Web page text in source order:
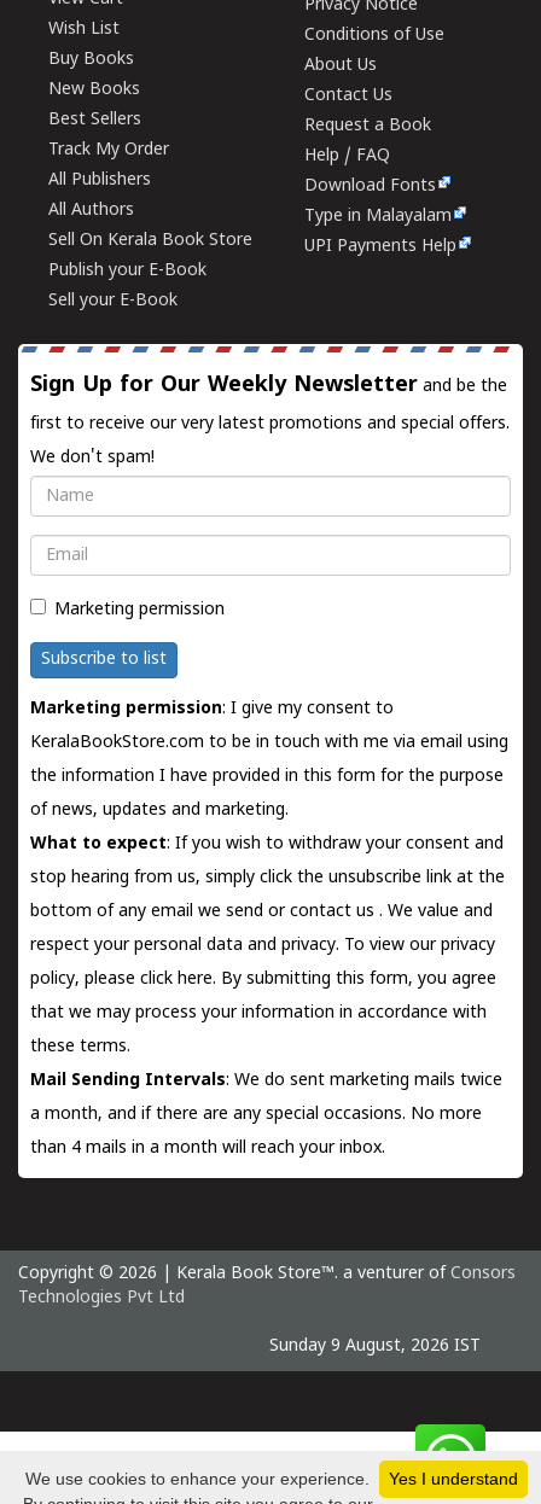
Wish List
Buy Books
New Books
Best Sellers
Track My Order
All Publishers
All Authors
Sell On Kerala Book Store
Publish your E-Book
Sell your E-Book
Privacy Notice
Conditions of Use
About Us
Contact Us
Request a Book
Help / FAQ
Download Fonts
Type in Malayalam
UPI Payments Help
Sign Up for Our Weekly Newsletter and be the
first to receive our very latest promotions and special offers.
We don't spam!
Name
Email
Marketing permission
Subscribe to list
Marketing permission: I give my consent to
KeralaBookStore.com to be in touch with me via email using
the information I have provided in this form for the purpose
of news, updates and marketing.
What to expect: If you wish to withdraw your consent and
stop hearing from us, simply click the unsubscribe link at the
bottom of any email we send orcontact us . We value and
respect your personal data and privacy. To view our privacy
policy, please click here. By submitting this form, you agree
that we may process your information in accordance with
these terms.
Mail Sending Intervals: We do sent marketing mails twice
a month, and if there are any special occasions. No more
than 4 mails in a month will reach your inbox.
Copyright © 2026 | Kerala Book Store™. a venturer of Consors
Technologies Pvt Ltd
Sunday 9 August, 2026 IST
Yes I understand
We use cookies to enhance your experience.